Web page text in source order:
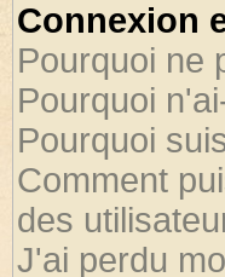
Connexion
Pourquoi ne
Pourquoi
Pourquoi
Comment
des
J'ai perdu